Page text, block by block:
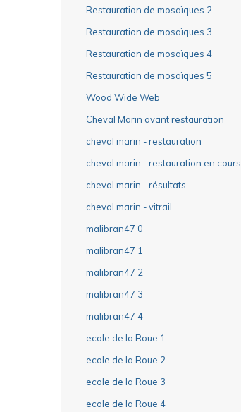
Restauration de mosaïques 2
Restauration de mosaïques 3
Restauration de mosaïques 4
Restauration de mosaïques 5
Wood Wide Web
Cheval Marin avant restauration
cheval marin - restauration
cheval marin - restauration en cours
cheval marin - résultats
cheval marin - vitrail
malibran47 0
malibran47 1
malibran47 2
malibran47 3
malibran47 4
ecole de la Roue 1
ecole de la Roue 2
ecole de la Roue 3
ecole de la Roue 4